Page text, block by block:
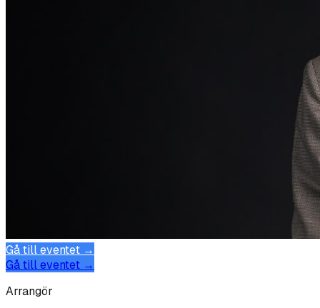
Gå till eventet →
Gå till eventet →
Arrangör